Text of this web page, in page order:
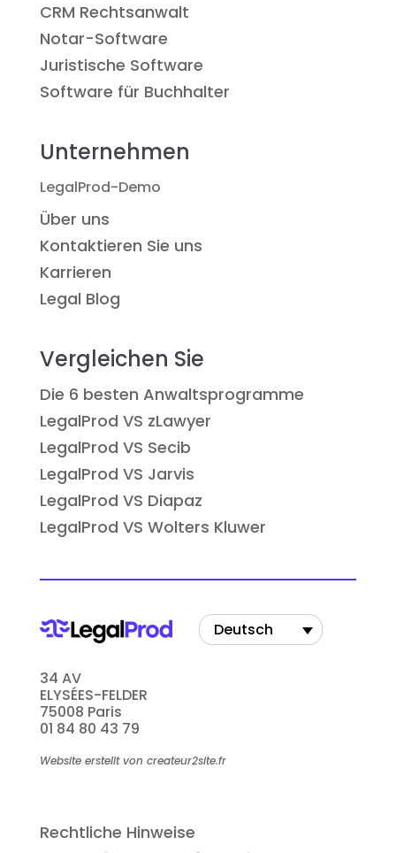
CRM Rechtsanwalt
Notar-Software
Juristische Software
Software für Buchhalter
Unternehmen
LegalProd-Demo
Über uns
Kontaktieren Sie uns
Karrieren
Legal Blog
Vergleichen Sie
Die 6 besten Anwaltsprogramme
LegalProd VS zLawyer
LegalProd VS Secib
LegalProd VS Jarvis
LegalProd VS Diapaz
LegalProd VS Wolters Kluwer
34 AV
ELYSÉES-FELDER
75008 Paris
01 84 80 43 79
Website erstellt von createur2site.fr
Deutsch
Rechtliche Hinweise